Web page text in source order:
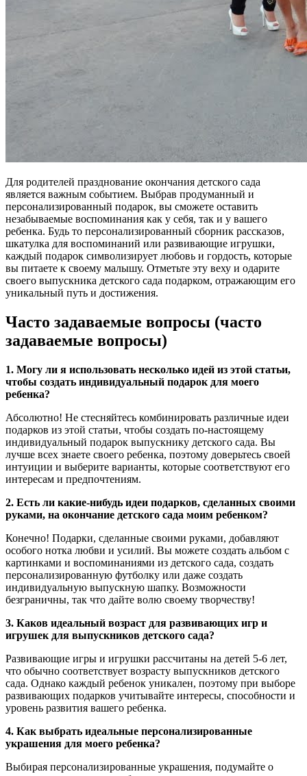
Для родителей празднование окончания детского сада
является важным событием. Выбрав продуманный и
персонализированный подарок, вы сможете оставить
незабываемые воспоминания как у себя, так и у вашего
ребенка. Будь то персонализированный сборник рассказов,
шкатулка для воспоминаний или развивающие игрушки,
каждый подарок символизирует любовь и гордость, которые
вы питаете к своему малышу. Отметьте эту веху и одарите
своего выпускника детского сада подарком, отражающим его
уникальный путь и достижения.
Часто задаваемые вопросы (часто
задаваемые вопросы)
1. Могу ли я использовать несколько идей из этой статьи,
чтобы создать индивидуальный подарок для моего
ребенка?
Абсолютно! Не стесняйтесь комбинировать различные идеи
подарков из этой статьи, чтобы создать по-настоящему
индивидуальный подарок выпускнику детского сада. Вы
лучше всех знаете своего ребенка, поэтому доверьтесь своей
интуиции и выберите варианты, которые соответствуют его
интересам и предпочтениям.
2. Есть ли какие-нибудь идеи подарков, сделанных своими
руками, на окончание детского сада моим ребенком?
Конечно! Подарки, сделанные своими руками, добавляют
особого нотка любви и усилий. Вы можете создать альбом с
картинками и воспоминаниями из детского сада, создать
персонализированную футболку или даже создать
индивидуальную выпускную шапку. Возможности
безграничны, так что дайте волю своему творчеству!
3. Каков идеальный возраст для развивающих игр и
игрушек для выпускников детского сада?
Развивающие игры и игрушки рассчитаны на детей 5-6 лет,
что обычно соответствует возрасту выпускников детского
сада. Однако каждый ребенок уникален, поэтому при выборе
развивающих подарков учитывайте интересы, способности и
уровень развития вашего ребенка.
4. Как выбрать идеальные персонализированные
украшения для моего ребенка?
Выбирая персонализированные украшения, подумайте о